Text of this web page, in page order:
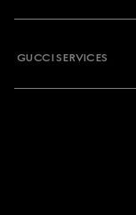
GUCCI SERVICES